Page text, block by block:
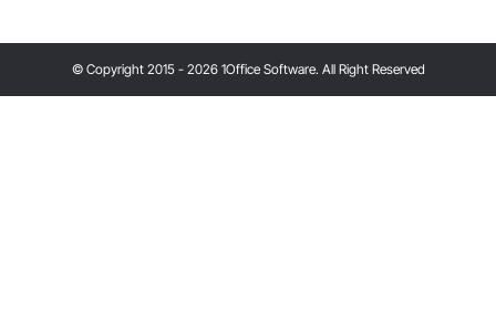
© Copyright 2015 - 2026 1Office Software. All Right Reserved